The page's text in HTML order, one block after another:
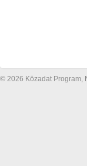
© 2026 Közadat Program,